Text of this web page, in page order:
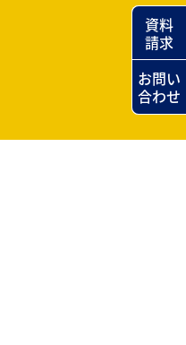
資料
請求
お問い
合わせ
資料
請求
お問い
合わせ